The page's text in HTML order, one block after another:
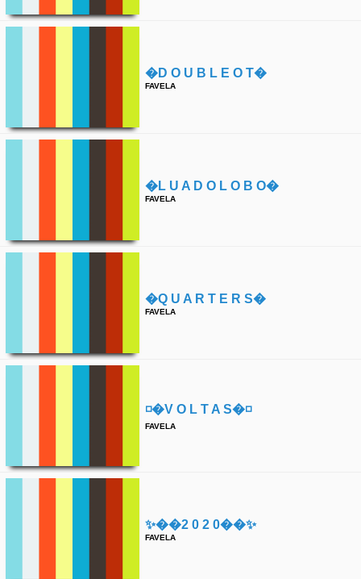
�d O U B L E O T�
FAVELA
�l U A D O L O B O�
FAVELA
�q U A R T E R S�
FAVELA
◽️�v O L T A S�◽️
FAVELA
✨��2 0 2 0��✨
FAVELA